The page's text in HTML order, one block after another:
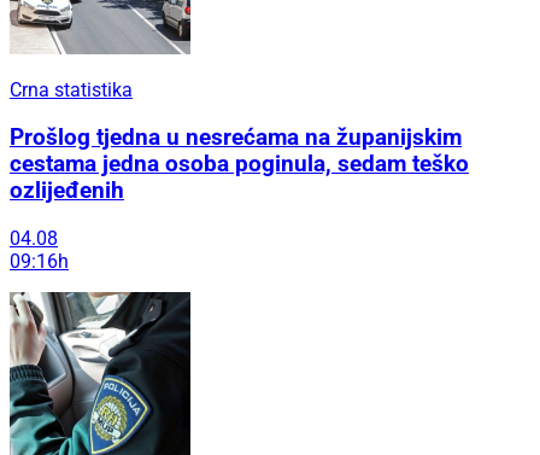
Crna statistika
Prošlog tjedna u nesrećama na županijskim
cestama jedna osoba poginula, sedam teško
ozlijeđenih
04.08
09:16h